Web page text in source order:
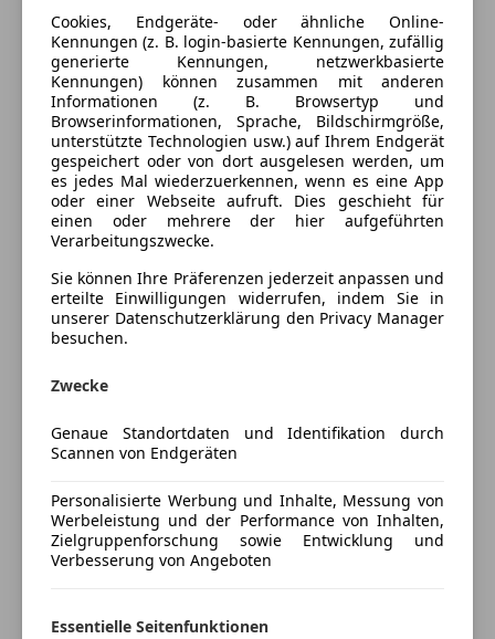
Lordosenstütze
Navigationssystem
Regensensor
Sitzheizung
Standheizung
Tempomat
Unterhaltung/Media
Android Auto
Apple CarPlay
Bluetooth
Bordcomputer
Sicherheit
ABS
Alarmanlage
ESP
Fahrerairbag
Fernlichtassistent
Müdigkeitswarnsystem
berücksichtigt (Anmeldung bis 31.3.2026 auf Kunde
notwendig) ISN 97141
Serienausstattungen:
*Bordcomputer
*Lendenwirbelstütze für Fahrersitz
*Rückfahrkamera
*Reifendruck-Kontrollsystem
*Navigationssystem
*Bluetooth
*Servolenkung
*Traktionskontrolle
*Sitzheizung vorne
Mehr anzeigen
Preisbewertung
Mehr anzeigen
Versicherung
Kfz-Versicherung
Versicherungsschutz an Ihre Bedürfnisse
Freischaden-Gutschein ab Stufe 0
Cookies, Endgeräte- oder ähnliche Online-
Kennungen (z. B. login-basierte Kennungen, zufällig
generierte Kennungen, netzwerkbasierte
Kennungen) können zusammen mit anderen
Informationen (z. B. Browsertyp und
Browserinformationen, Sprache, Bildschirmgröße,
unterstützte Technologien usw.) auf Ihrem Endgerät
gespeichert oder von dort ausgelesen werden, um
es jedes Mal wiederzuerkennen, wenn es eine App
oder einer Webseite aufruft. Dies geschieht für
einen oder mehrere der hier aufgeführten
Verarbeitungszwecke.
Sie können Ihre Präferenzen jederzeit anpassen und
erteilte Einwilligungen widerrufen, indem Sie in
unserer Datenschutzerklärung den Privacy Manager
besuchen.
Zwecke
Genaue Standortdaten und Identifikation durch
Scannen von Endgeräten
Personalisierte Werbung und Inhalte, Messung von
Werbeleistung und der Performance von Inhalten,
Zielgruppenforschung sowie Entwicklung und
Verbesserung von Angeboten
Essentielle Seitenfunktionen